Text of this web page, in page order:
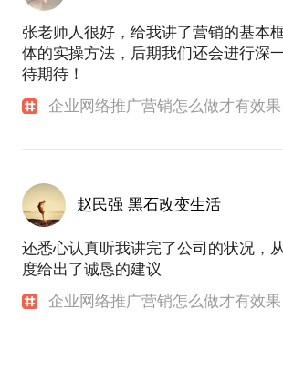
张老师人很好，给我讲了营销的基本
体的实操方法，后期我们还会进行深
待期待！
企业网络推广营销怎么做才有效果
赵民强 黑石改变生活
还悉心认真听我讲完了公司的状况，
度给出了诚恳的建议
企业网络推广营销怎么做才有效果